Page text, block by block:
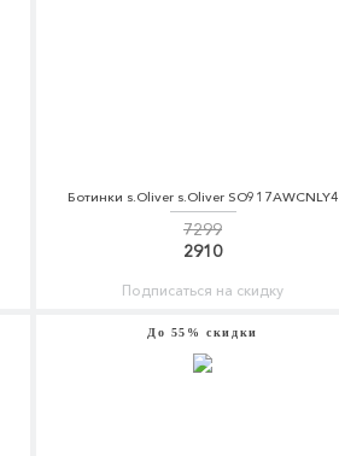
Ботинки s.Oliver s.Oliver SO917AWCNLY4
7299
2910
Подписаться на скидку
До 55% скидки